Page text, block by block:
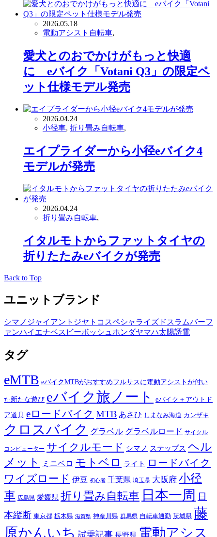
2026.05.18
電動アシスト自転車,
愛犬とのおでかけがもっと快適
に eバイク「Votani Q3」の限定ペ
ット仕様モデル発売
2026.04.24
小径車, 折り畳み自転車,
エイプライダーから小径eバイク4
モデルが発売
2026.04.24
折り畳み自転車,
イタルモトからファットタイヤの
折りたたみeバイクが発売
Back to Top
ユニットブランド
シマノ ジャイアント ジヤトコ スペシャライズド スラムバーフ
ァンハイエナベスビーボッシュ ホンダヤマハ太陽誘電
タグ
eMTB eバイクMTBがおすすめフルサスに電動アシストが付い
た新たな遊び eバイク旅ノート
eバイク＋アウトド
ア道具 eロードバイク MTB あさひ しまなみ海道 カンザキ
クロスバイク グラベル グラベルロード サイクル
コンピューター サイクルモード シマノ ステップス ヘル
メット
ミニベロ モトベロ ライト
ロードバイク
ワイズロード 伊豆 初心者 千葉県 埼玉県 大阪府 小径
車 広島県 愛媛県 折り畳み自転車 日本一周
日
本縦断 東京都 栃木県 滋賀県 神奈川県 群馬県 自転車通勤 茨城県 藤
原かんいち 試乗記事 長野県 電動アシス